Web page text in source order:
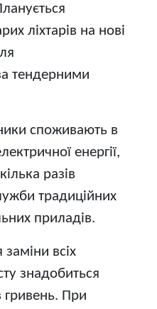
ліхтарів на нові
тендерними
споживають в
енергії,
разів
традиційних
приладів.
всіх
знадобиться
гривень. При